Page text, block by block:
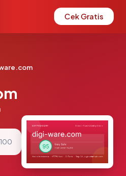
Cek Gratis